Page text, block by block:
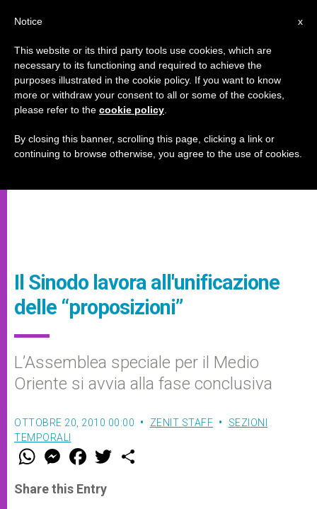
Il Sinodo lavora all'unificazione
delle “proposizioni”
L’Assemblea speciale per il Medio
Oriente si avvia alla fase conclusiva
OTTOBRE 20, 2010 00:00 ZENIT STAFF
SEZIONI
TEMPORALI
W
t
s
M
e
s
e
F
a
e
b
w
Share this Entry
x
Notice
This website or its third party tools use cookies, which are
necessary to its functioning and required to achieve the
purposes illustrated in the cookie policy. If you want to know
more or withdraw your consent to all or some of the cookies,
please refer to the cookie policy
By closing this banner, scrolling this page, clicking a link or
continuing to browse otherwise, you agree to the use of cookies.